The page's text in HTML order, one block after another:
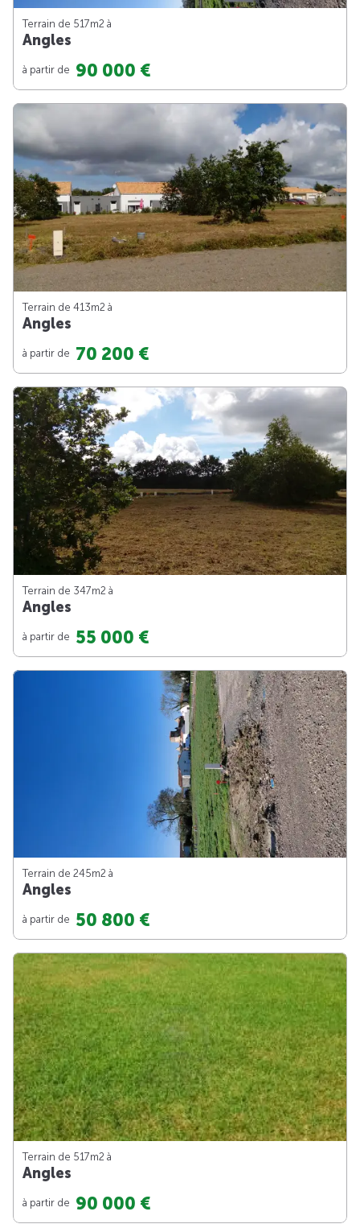
Terrain de 517m2 à
Angles
à partir de 90 000 €
Terrain de 413m2 à
Angles
à partir de 70 200 €
Terrain de 347m2 à
Angles
à partir de 55 000 €
Terrain de 245m2 à
Angles
à partir de 50 800 €
Terrain de 517m2 à
Angles
à partir de 90 000 €